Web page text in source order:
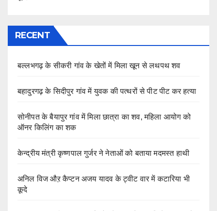
RECENT
बल्लभगढ़ के सीकरी गांव के खेतों में मिला खून से लथपथ शव
बहादुरगढ़ के सिदीपुर गांव में युवक की पत्थरों से पीट पीट कर हत्या
सोनीपत के बैयापुर गांव में मिला छात्रा का शव, महिला आयोग को
ऑनर किलिंग का शक
केन्द्रीय मंत्री कृष्णपाल गुर्जर ने नेताओं को बताया मदमस्त हाथी
अनिल विज औऱ कैप्टन अजय यादव के ट्वीट वार में कटारिया भी
कूदे